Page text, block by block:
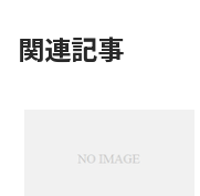
関連記事